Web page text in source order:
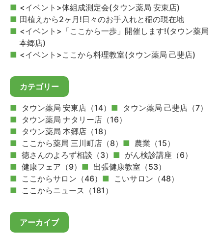
<イベント>体組成測定会(タウン薬局 安東店)
田植えから2ヶ月!日々のお手入れと稲の現在地
<イベント>「ここから一歩」開催します!(タウン薬局
本郷店)
<イベント>ここから料理教室(タウン薬局 己斐店)
カテゴリー
タウン薬局 安東店（14）
タウン薬局 己斐店（7）
タウン薬局 ナタリー店（16）
タウン薬局 本郷店（18）
ここから薬局 三川町店（8）
農業（15）
徳さんのよろず相談（3）
がん検診講座（6）
健康フェア（9）
出張健康教室（53）
ここからサロン（46）
こいサロン（48）
ここからニュース（181）
アーカイブ